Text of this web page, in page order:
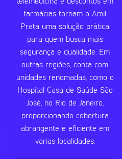
farmácias tornam o Amil
Prata uma solução prática
para quem busca mais
segurança e qualidade. Em
outras regiões, conta com
unidades renomadas, como o
Hospital Casa de Saúde São
José, no Rio de Janeiro,
proporcionando cobertura
abrangente e eficiente em
várias localidades.